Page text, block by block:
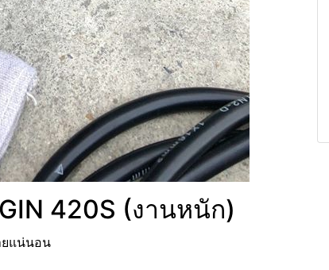
420S (งานหนัก)
ยแน่นอน